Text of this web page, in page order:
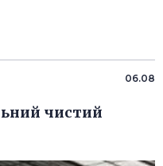
06.08
чистий